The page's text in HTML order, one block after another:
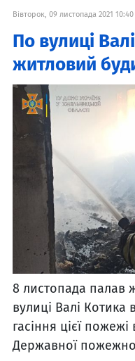
Вівторок, 09 листопада 2021 10:40
По вулиці
житловий
8 листопада палав
вулиці Валі Котика
гасіння цієї
Державної